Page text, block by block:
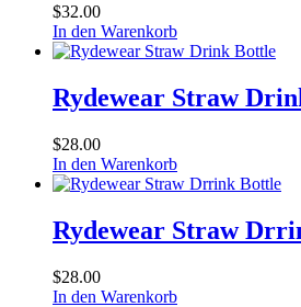
$32.00
In den Warenkorb
Rydewear Straw
$28.00
In den Warenkorb
Rydewear Straw
$28.00
In den Warenkorb